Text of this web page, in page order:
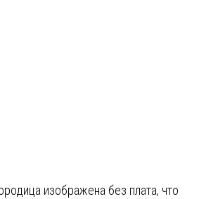
изображена без плата, что